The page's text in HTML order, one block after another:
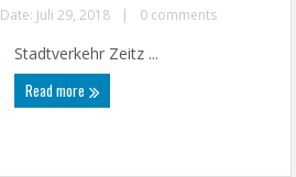
Date: Juli 29, 2018 | 0 comments
Stadtverkehr Zeitz ...
Read more